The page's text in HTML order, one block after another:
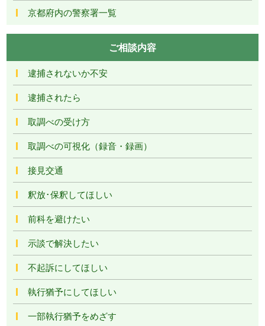
京都府内の警察署一覧
ご相談内容
逮捕されないか不安
逮捕されたら
取調べの受け方
取調べの可視化（録音・録画）
接見交通
釈放･保釈してほしい
前科を避けたい
示談で解決したい
不起訴にしてほしい
執行猶予にしてほしい
一部執行猶予をめざす